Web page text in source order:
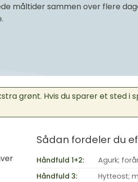
måltider sammen over flere
grønt. Hvis du sparer et sted i
Sådan fordeler du
Håndfuld 1+2:
Agurk;
Håndfuld 3:
Hytteost;